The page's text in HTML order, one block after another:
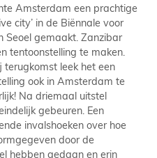
Amsterdam een prachtige
city’ in de Biënnale voor
Seoel gemaakt. Zanzibar
tentoonstelling te maken.
leek het een
ook in Amsterdam te
Na driemaal uitstel
gebeuren. Een
invalshoeken over hoe
door de
hebben gedaan en erin